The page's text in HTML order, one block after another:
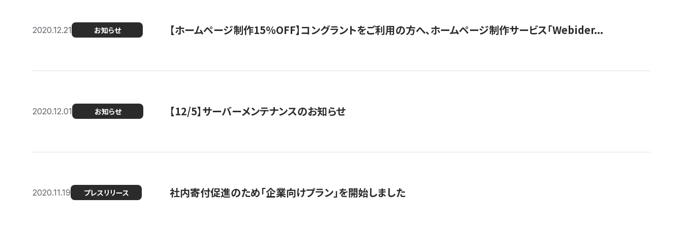
2020.12.21 お知らせ 【ホームページ制作15％OFF】コングラントをご利用の方へ、ホームページ制作サービス「Webider...
2020.12.01 お知らせ 【12/5】サーバーメンテナンスのお知らせ
2020.11.19 プレスリリース 社内寄付促進のため「企業向けプラン」を開始しました